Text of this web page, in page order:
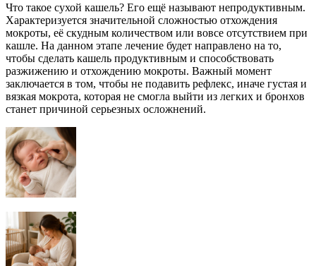
Что такое сухой кашель? Его ещё называют непродуктивным.
Характеризуется значительной сложностью отхождения
мокроты, её скудным количеством или вовсе отсутствием при
кашле. На данном этапе лечение будет направлено на то,
чтобы сделать кашель продуктивным и способствовать
разжижению и отхождению мокроты. Важный момент
заключается в том, чтобы не подавить рефлекс, иначе густая и
вязкая мокрота, которая не смогла выйти из легких и бронхов
станет причиной серьезных осложнений.